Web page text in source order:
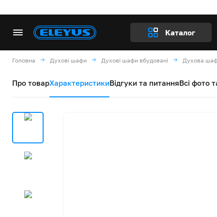
Каталог
Головна Духові шафи Духові шафи вбудовані Духова
Про товарХарактеристикиВідгуки та питанняВсі фото